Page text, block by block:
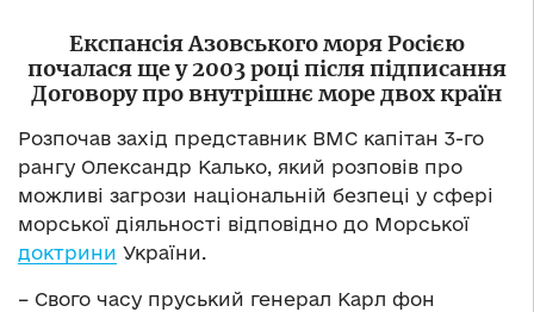
Експансія Азовського моря Росією
почалася ще у 2003 році після підписання
Договору про внутрішнє море двох країн
Розпочав захід представник ВМС капітан 3-го
рангу Олександр Калько, який розповів про
можливі загрози національній безпеці у сфері
морської діяльності відповідно до Морської
доктрини України.
– Свого часу пруський генерал Карл фон